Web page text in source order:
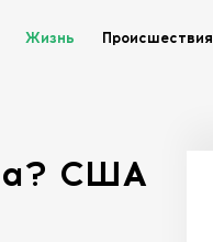
Жизнь Происшествия
США